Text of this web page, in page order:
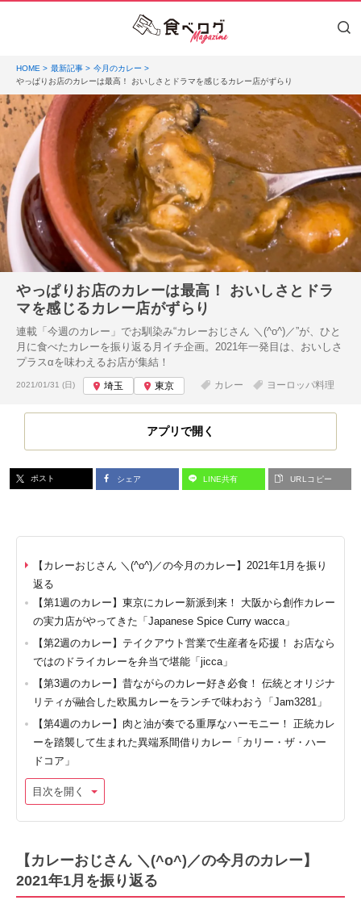
HOME 最新記事
今月のカレー
やっぱりお店のカレーは最高！ おいしさとドラマを感じるカレー店がずらり
やっぱりお店のカレーは最高！ おいしさとドラ
マを感じるカレー店がずらり
連載「今週のカレー」でお馴染み“カレーおじさん ＼(^o^)／”が、ひと
月に食べたカレーを振り返る月イチ企画。2021年一発目は、おいしさ
プラスαを味わえるお店が集結！
投稿日:
2021/01/31 (日) 埼玉 東京 カレー ヨーロッパ料理
アプリで開く
ポスト シェア LINE共有 URLコピー
【カレーおじさん ＼(^o^)／の今月のカレー】2021年1月を振り
返る
【第1週のカレー】東京にカレー新派到来！ 大阪から創作カレー
の実力店がやってきた「Japanese Spice Curry wacca」
【第2週のカレー】テイクアウト営業で生産者を応援！ お店なら
ではのドライカレーを弁当で堪能「jicca」
【第3週のカレー】昔ながらのカレー好き必食！ 伝統とオリジナ
リティが融合した欧風カレーをランチで味わおう「Jam3281」
【第4週のカレー】肉と油が奏でる重厚なハーモニー！ 正統カレ
ーを踏襲して生まれた異端系間借りカレー「カリー・ザ・ハー
ドコア」
目次を開く
【カレーおじさん ＼(^o^)／の今月のカレー】
2021年1月を振り返る